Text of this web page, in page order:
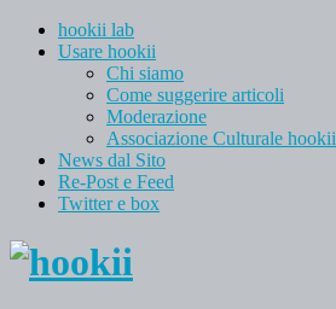
hookii lab
Usare hookii
Chi siamo
Come suggerire articoli
Moderazione
Associazione Culturale hookii
News dal Sito
Re-Post e Feed
Twitter e box